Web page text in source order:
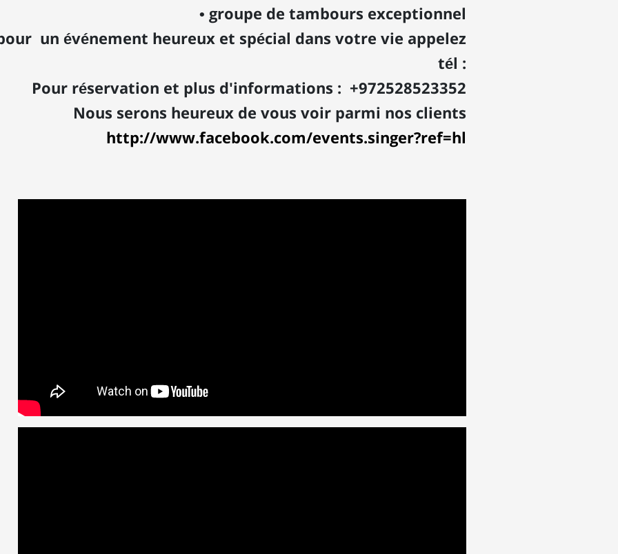
• groupe de tambours exceptionnel
un événement heureux et spécial dans votre vie appelez
tél :
Pour réservation et plus d'informations : +972528523352
Nous serons heureux de vous voir parmi nos clients
http://www.facebook.com/events.singer?ref=hl